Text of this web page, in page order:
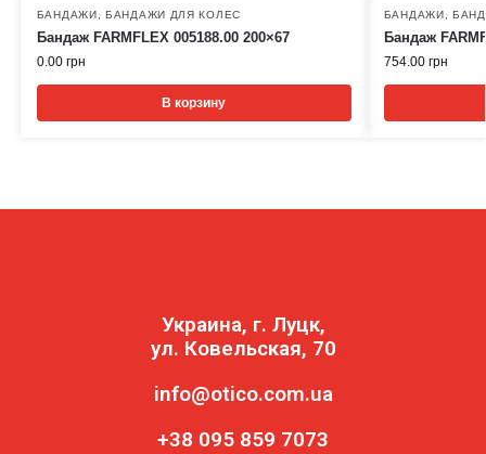
БАНДАЖИ,БАНДАЖИ ДЛЯ КОЛЕС
Бандаж FARMFLEX 005188.00 200×67
0.00 грн
В корзину
БАНДАЖИ,
Бандаж
754.00 грн
Украина, г. Луцк,
ул. Ковельская, 70
info@otico.com.ua
+38 095 859 7073